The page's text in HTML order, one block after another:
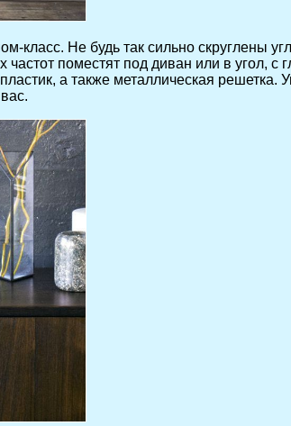
класс. Не будь так сильно скруглены
поместят под диван или в угол, с
а также металлическая решетка.